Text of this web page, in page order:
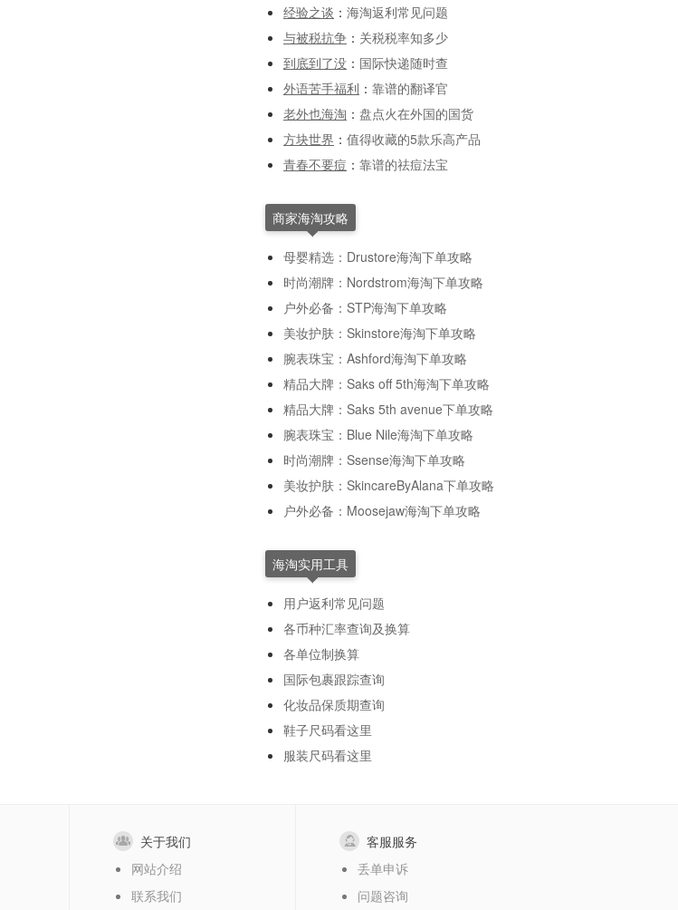
经验之谈 ： 海淘返利常见问题
与被税抗争 ： 关税税率知多少
到底到了没 ： 国际快递随时查
外语苦手福利 ： 靠谱的翻译官
老外也海淘 ： 盘点火在外国的国货
方块世界 ： 值得收藏的5款乐高产品
青春不要痘 ： 靠谱的祛痘法宝
商家海淘攻略
母婴精选：Drustore海淘下单攻略
时尚潮牌：Nordstrom海淘下单攻略
户外必备：STP海淘下单攻略
美妆护肤：Skinstore海淘下单攻略
腕表珠宝：Ashford海淘下单攻略
精品大牌：Saks off 5th海淘下单攻略
精品大牌：Saks 5th avenue下单攻略
腕表珠宝：Blue Nile海淘下单攻略
时尚潮牌：Ssense海淘下单攻略
美妆护肤：SkincareByAlana下单攻略
户外必备：Moosejaw海淘下单攻略
海淘实用工具
用户返利常见问题
各币种汇率查询及换算
各单位制换算
国际包裹跟踪查询
化妆品保质期查询
鞋子尺码看这里
服装尺码看这里
关于我们
网站介绍
联系我们
客服服务
丢单申诉
问题咨询